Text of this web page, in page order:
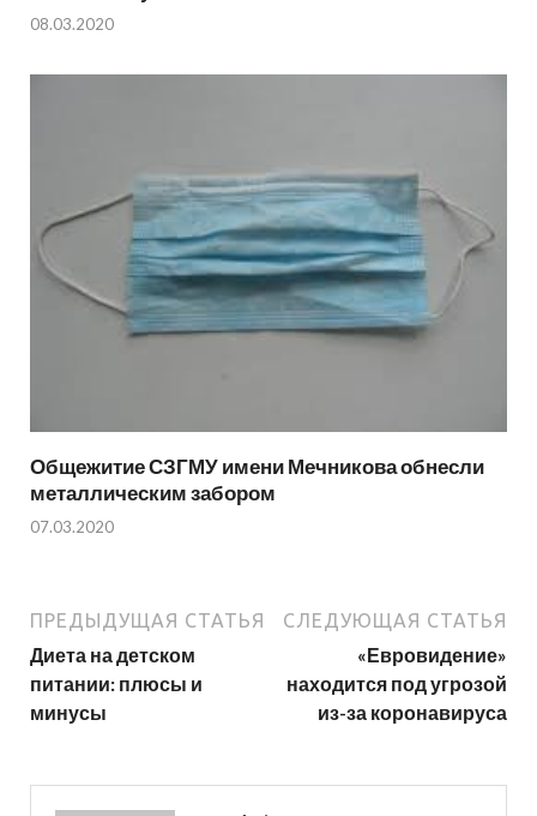
08.03.2020
Общежитие СЗГМУ имени Мечникова обнесли
металлическим забором
07.03.2020
ПРЕДЫДУЩАЯ СТАТЬЯ
Диета на детском
питании: плюсы и
минусы
СЛЕДУЮЩАЯ СТАТЬЯ
«Евровидение»
находится под угрозой
из-за коронавируса